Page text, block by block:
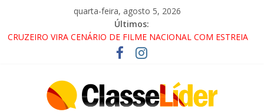
quarta-feira, agosto 5, 2026
Últimos:
CRUZEIRO VIRA CENÁRIO DE FILME NACIONAL COM ESTREIA
PROMOTOR DO GAECO
ACESSO À APARECIDA NA DUTRA SERÁ BLOQUEADO NO FIM